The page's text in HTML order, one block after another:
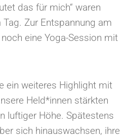
das für mich“ waren
Zur Entspannung am
eine Yoga-Session mit
ein weiteres Highlight mit
Held*innen stärkten
luftiger Höhe. Spätestens
sich hinauswachsen, ihre